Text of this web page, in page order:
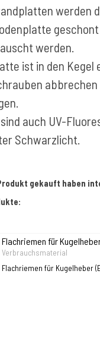
werden
werden.
ist in den Kegel
auch UV-
Schwarzlicht.
gekauft haben
Flachriemen für
Verbrauchsmaterial
Flachriemen für Kugelheber